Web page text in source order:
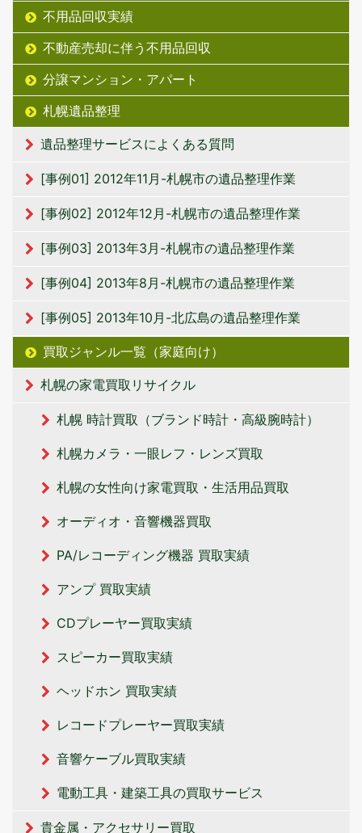
不用品回収実績
不動産売却に伴う不用品回収
分譲マンション・アパート
札幌遺品整理
遺品整理サービスによくある質問
[事例01] 2012年11月-札幌市の遺品整理作業
[事例02] 2012年12月-札幌市の遺品整理作業
[事例03] 2013年3月-札幌市の遺品整理作業
[事例04] 2013年8月-札幌市の遺品整理作業
[事例05] 2013年10月-北広島の遺品整理作業
買取ジャンル一覧（家庭向け）
札幌の家電買取リサイクル
札幌 時計買取（ブランド時計・高級腕時計）
札幌カメラ・一眼レフ・レンズ買取
札幌の女性向け家電買取・生活用品買取
オーディオ・音響機器買取
PA/レコーディング機器 買取実績
アンプ 買取実績
CDプレーヤー買取実績
スピーカー買取実績
ヘッドホン 買取実績
レコードプレーヤー買取実績
音響ケーブル買取実績
電動工具・建築工具の買取サービス
貴金属・アクセサリー買取